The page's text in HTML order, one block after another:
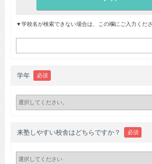
▼学校名が検索できない場合は、この欄にご入力くださ
学年 必須
来塾しやすい校舎はどちらですか？ 必須